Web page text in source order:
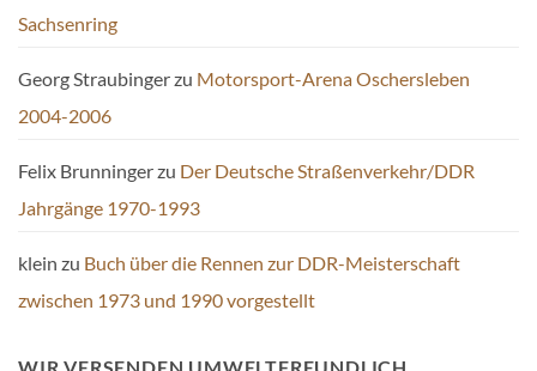
Sachsenring
Georg Straubingerzu Motorsport-Arena Oschersleben
2004-2006
Felix Brunningerzu Der Deutsche Straßenverkehr/DDR
Jahrgänge 1970-1993
klein zu Buch über die Rennen zur DDR-Meisterschaft
zwischen 1973 und 1990 vorgestellt